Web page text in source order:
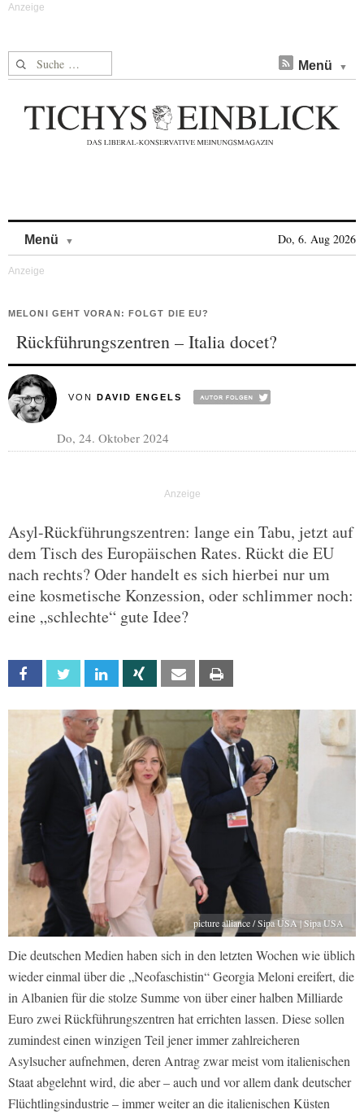
Suche nach: Menü
Menü Do, 6. Aug 2026
MELONI GEHT VORAN: FOLGT DIE EU?
Rückführungszentren – Italia docet?
VON DAVID ENGELS
Do, 24. Oktober 2024
Asyl-Rückführungszentren: lange ein Tabu, jetzt auf
dem Tisch des Europäischen Rates. Rückt die EU
nach rechts? Oder handelt es sich hierbei nur um
eine kosmetische Konzession, oder schlimmer noch:
eine „schlechte“ gute Idee?
Facebook Twitter Linkedin Xing Email
picture alliance / Sipa USA | Sipa USA
Die deutschen Medien haben sich in den letzten Wochen wie üblich
wieder einmal über die „Neofaschistin“ Georgia Meloni ereifert, die
in Albanien für die stolze Summe von über einer halben Milliarde
Euro zwei Rückführungszentren hat errichten lassen. Diese sollen
zumindest einen winzigen Teil jener immer zahlreicheren
Asylsucher aufnehmen, deren Antrag zwar meist vom italienischen
Staat abgelehnt wird, die aber – auch und vor allem dank deutscher
Flüchtlingsindustrie – immer weiter an die italienischen Küsten